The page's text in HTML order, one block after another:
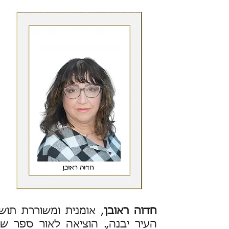
חדוה ראובן, אומנית ומשוררת
העיר יבנה,. הוציאה לאור ספר